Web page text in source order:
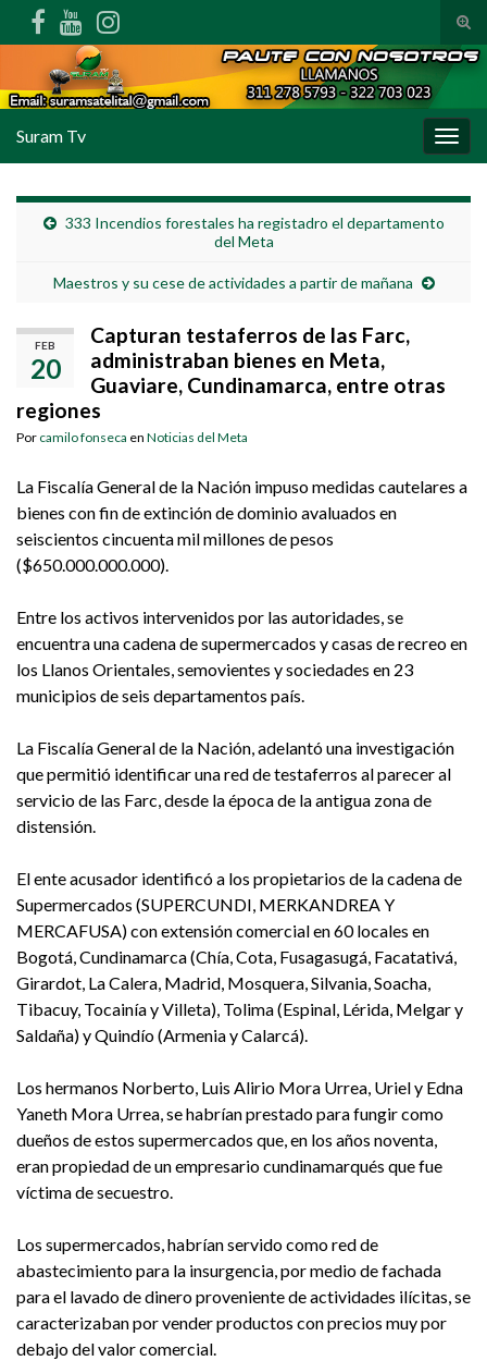
Suram Tv
333 Incendios forestales ha registadro el departamento
del Meta
Maestros y su cese de actividades a partir de mañana
FEB
20
Capturan testaferros de las Farc,
administraban bienes en Meta,
Guaviare, Cundinamarca, entre otras
regiones
Por camilo fonseca en Noticias del Meta
La Fiscalía General de la Nación impuso medidas cautelares a
bienes con fin de extinción de dominio avaluados en
seiscientos cincuenta mil millones de pesos
($650.000.000.000).
Entre los activos intervenidos por las autoridades, se
encuentra una cadena de supermercados y casas de recreo en
los Llanos Orientales, semovientes y sociedades en 23
municipios de seis departamentos país.
La Fiscalía General de la Nación, adelantó una investigación
que permitió identificar una red de testaferros al parecer al
servicio de las Farc, desde la época de la antigua zona de
distensión.
El ente acusador identificó a los propietarios de la cadena de
Supermercados (SUPERCUNDI, MERKANDREA Y
MERCAFUSA) con extensión comercial en 60 locales en
Bogotá, Cundinamarca (Chía, Cota, Fusagasugá, Facatativá,
Girardot, La Calera, Madrid, Mosquera, Silvania, Soacha,
Tibacuy, Tocainía y Villeta), Tolima (Espinal, Lérida, Melgar y
Saldaña) y Quindío (Armenia y Calarcá).
Los hermanos Norberto, Luis Alirio Mora Urrea, Uriel y Edna
Yaneth Mora Urrea, se habrían prestado para fungir como
dueños de estos supermercados que, en los años noventa,
eran propiedad de un empresario cundinamarqués que fue
víctima de secuestro.
Los supermercados, habrían servido como red de
abastecimiento para la insurgencia, por medio de fachada
para el lavado de dinero proveniente de actividades ilícitas, se
caracterizaban por vender productos con precios muy por
debajo del valor comercial.